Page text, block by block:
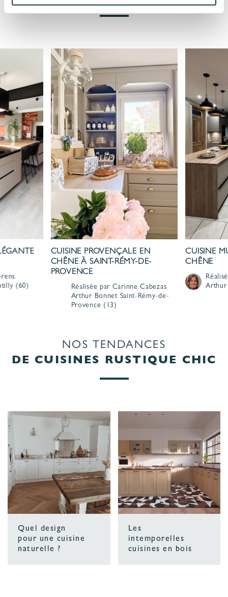
(60)
CUISINE PROVENÇALE EN
CHÊNE À SAINT-RÉMY-DE-
PROVENCE
Réalisée par Carinne Cabezas
Arthur Bonnet Saint-Rémy-de-
Provence (13)
CUISINE
CHÊNE
Arthur
NOS TENDANCES
DE CUISINES RUSTIQUE CHIC
Quel design
pour une cuisine
naturelle ?
Les
intemporelles
cuisines en bois